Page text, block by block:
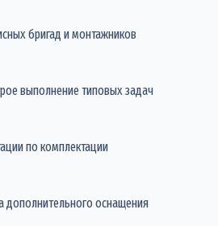
бригад и монтажников
выполнение типовых задач
по комплектации
дополнительного оснащения